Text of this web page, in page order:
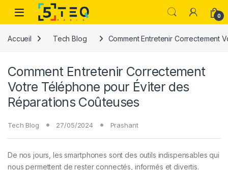
Passer à la navigation
Aller au contenu
0
Accueil Tech Blog Comment Entretenir Correctement
Comment Entretenir Correctement
Votre Téléphone pour Éviter des
Réparations Coûteuses
Tech Blog 27/05/2024 Prashant
De nos jours, les smartphones sont des outils indispensables qui
nous permettent de rester connectés, informés et divertis.